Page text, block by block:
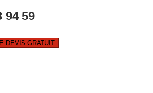
94 59
DEVIS GRATUIT